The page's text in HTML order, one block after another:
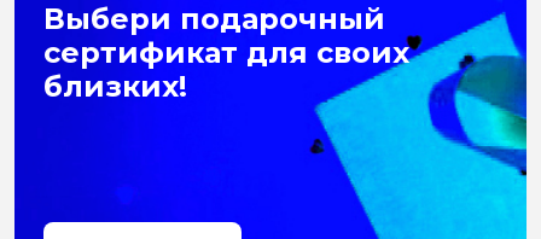
Выбери подарочный
сертификат для своих
близких!